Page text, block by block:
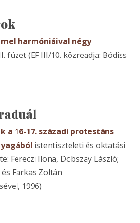
harmóniáival négy
füzet (EF III/10. közreadja: Bódiss
a 16-17. századi protestáns
istentiszteleti és oktatási
Fereczi Ilona, Dobszay László;
Farkas Zoltán
1996)